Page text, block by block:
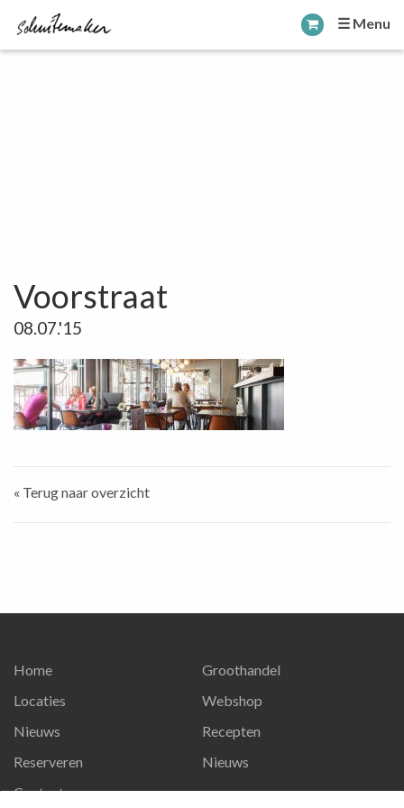
☰ Menu
Voorstraat
08.07.'15
« Terug naar overzicht
Home
Locaties
Nieuws
Reserveren
Contact
Groothandel
Webshop
Recepten
Nieuws